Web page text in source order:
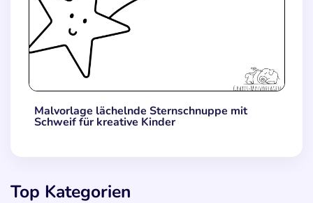
Malvorlage lächelnde Sternschnuppe mit
Schweif für kreative Kinder
Top Kategorien